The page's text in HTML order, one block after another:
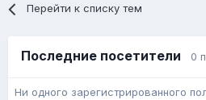
Перейти к списку тем
Последние посетители 0
Ни одного зарегистрированного